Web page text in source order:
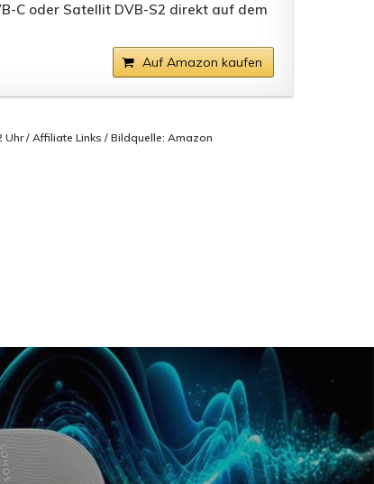
C oder Satellit DVB-S2 direkt auf dem
Auf Amazon kaufen
/ Affiliate Links / Bildquelle: Amazon